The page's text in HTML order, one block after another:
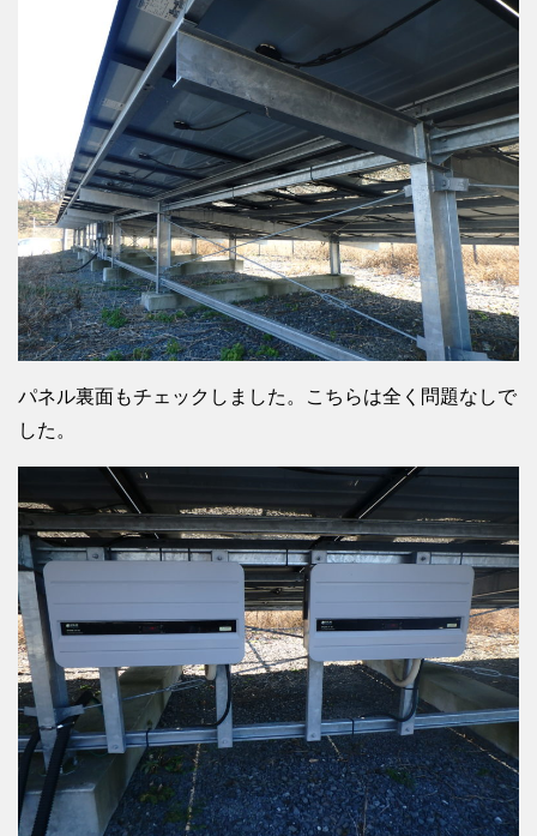
パネル裏面もチェックしました。こちらは全く問題なしで
した。